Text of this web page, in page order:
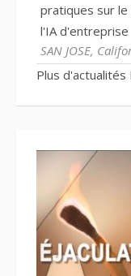
pratiques sur
l'IA d'entreprise
SAN JOSE,
Plus d'actualités